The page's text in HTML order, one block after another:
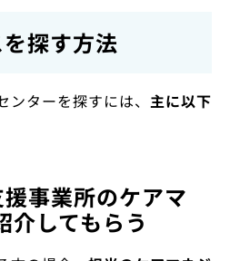
探す方法
ターを探すには、 主に以下
事業所のケアマ
介してもらう